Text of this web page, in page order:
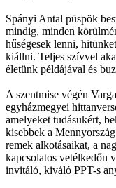
Spányi Antal püspök
mindig, minden
hűségesek lenni,
kiállni. Teljes szívvel
életünk példájával és
A szentmise végén
egyházmegyei
amelyeket tudásukért,
kisebbek a
remek alkotásaikat, a
kapcsolatos vetélkedőn
invitáló, kiváló PPT-s